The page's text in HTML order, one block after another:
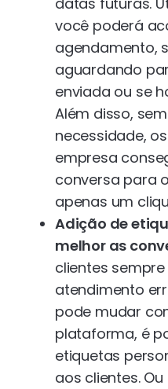
você poderá
agendamento,
aguardando
enviada ou se
Além disso,
necessidade,
empresa
conversa para
apenas um
Adição de
melhor as
clientes
atendimento
pode mudar
plataforma, é
etiquetas
aos clientes.